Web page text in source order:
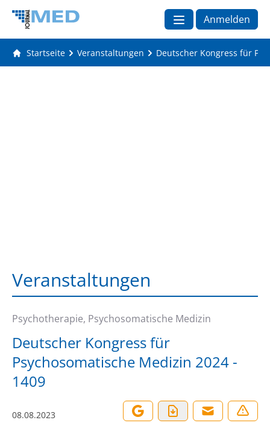
Anmelden
Startseite Veranstaltungen Deutscher Kongress für
Veranstaltungen
Psychotherapie, Psychosomatische Medizin
Deutscher Kongress für
Psychosomatische Medizin 2024 -
1409
08.08.2023